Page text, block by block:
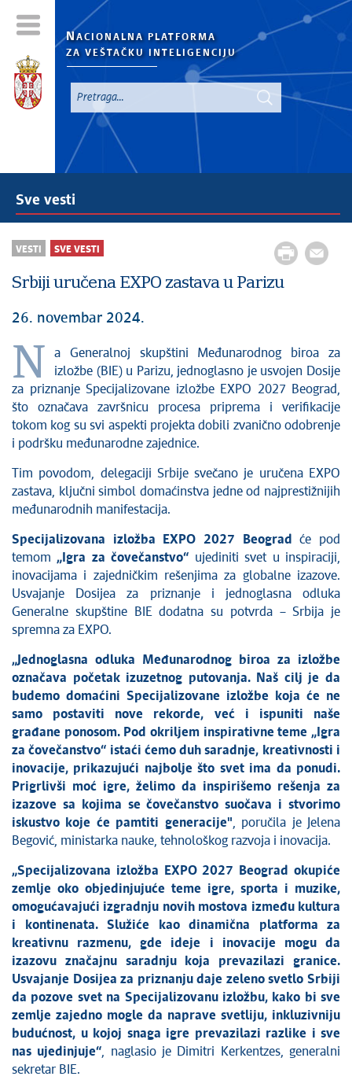
NACIONALNA PLATFORMA
ZA VEŠTAČKU INTELIGENCIJU
Sve vesti
VESTI SVE VESTI
Srbiji uručena EXPO zastava u Parizu
26. novembar 2024.
N
a Generalnoj skupštini Međunarodnog biroa za
izložbe (BIE) u Parizu, jednoglasno je usvojen Dosije
za priznanje Specijalizovane izložbe EXPO 2027 Beograd,
što označava završnicu procesa priprema i verifikacije
tokom kog su svi aspekti projekta dobili zvanično odobrenje
i podršku međunarodne zajednice.
Tim povodom, delegaciji Srbije svečano je uručena EXPO
zastava, ključni simbol domaćinstva jedne od najprestižnijih
međunarodnih manifestacija.
Specijalizovana izložba EXPO 2027 Beograd
će pod
temom „Igra za čovečanstvo“ ujediniti svet u inspiraciji,
inovacijama i zajedničkim rešenjima za globalne izazove.
Usvajanje Dosijea za priznanje i jednoglasna odluka
Generalne skupštine BIE dodatna su potvrda – Srbija je
spremna za EXPO.
„Jednoglasna odluka Međunarodnog biroa za izložbe
označava početak izuzetnog putovanja. Naš cilj je da
budemo domaćini Specijalizovane izložbe koja će ne
samo postaviti nove rekorde, već i ispuniti naše
građane ponosom. Pod okriljem inspirativne teme „Igra
za čovečanstvo“ istaći ćemo duh saradnje, kreativnosti i
inovacije, prikazujući najbolje što svet ima da ponudi.
Prigrlivši moć igre, želimo da inspirišemo rešenja za
izazove sa kojima se čovečanstvo suočava i stvorimo
iskustvo koje će pamtiti generacije" , poručila je Jelena
Begović, ministarka nauke, tehnološkog razvoja i inovacija.
„Specijalizovana izložba EXPO 2027 Beograd okupiće
zemlje oko objedinjujuće teme igre, sporta i muzike,
omogućavajući izgradnju novih mostova između kultura
i kontinenata. Služiće kao dinamična platforma za
kreativnu razmenu, gde ideje i inovacije mogu da
izazovu značajnu saradnju koja prevazilazi granice.
Usvajanje Dosijea za priznanju daje zeleno svetlo Srbiji
da pozove svet na Specijalizovanu izložbu, kako bi sve
zemlje zajedno mogle da naprave svetliju, inkluzivniju
budućnost, u kojoj snaga igre prevazilazi razlike i sve
nas ujedinjuje“ , naglasio je Dimitri Kerkentzes, generalni
sekretar BIE.